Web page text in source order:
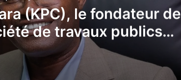
(KPC), le fondateur de
de travaux publics
?